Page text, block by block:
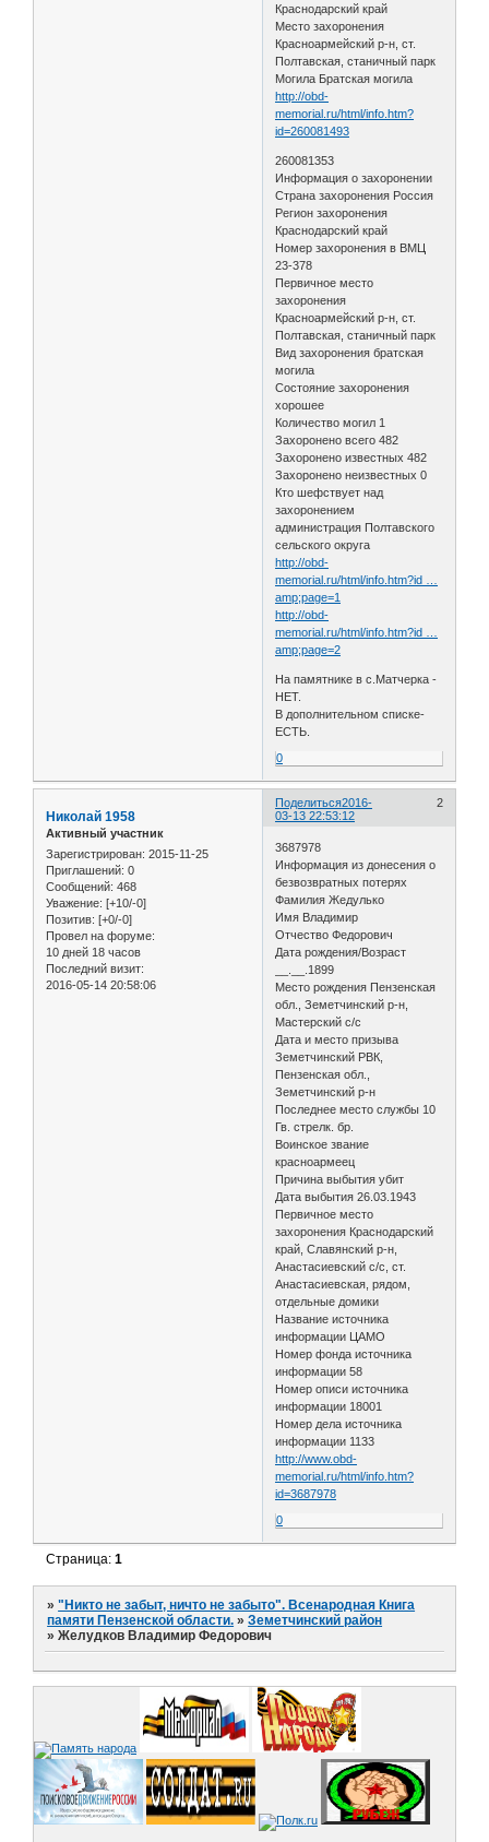
Краснодарский край
Место захоронения
Красноармейский р-н, ст.
Полтавская, станичный парк
Могила Братская могила
http://obd-
memorial.ru/html/info.htm?
id=260081493
260081353
Информация о захоронении
Страна захоронения Россия
Регион захоронения
Краснодарский край
Номер захоронения в ВМЦ
23-378
Первичное место
захоронения
Красноармейский р-н, ст.
Полтавская, станичный парк
Вид захоронения братская
могила
Состояние захоронения
хорошее
Количество могил 1
Захоронено всего 482
Захоронено известных 482
Захоронено неизвестных 0
Кто шефствует над
захоронением
администрация Полтавского
сельского округа
http://obd-
memorial.ru/html/info.htm?id …
amp;page=1
http://obd-
memorial.ru/html/info.htm?id …
amp;page=2
На памятнике в с.Матчерка -
НЕТ.
В дополнительном списке-
ЕСТЬ.
0
Поделиться 2
2016-
03-13 22:53:12
Николай 1958
Активный участник
Зарегистрирован: 2015-11-25
Приглашений: 0
Сообщений: 468
Уважение: [+10/-0]
Позитив: [+0/-0]
Провел на форуме:
10 дней 18 часов
Последний визит:
2016-05-14 20:58:06
3687978
Информация из донесения о
безвозвратных потерях
Фамилия Жедулько
Имя Владимир
Отчество Федорович
Дата рождения/Возраст
__.__.1899
Место рождения Пензенская
обл., Земетчинский р-н,
Мастерский с/с
Дата и место призыва
Земетчинский РВК,
Пензенская обл.,
Земетчинский р-н
Последнее место службы 10
Гв. стрелк. бр.
Воинское звание
красноармеец
Причина выбытия убит
Дата выбытия 26.03.1943
Первичное место
захоронения Краснодарский
край, Славянский р-н,
Анастасиевский с/с, ст.
Анастасиевская, рядом,
отдельные домики
Название источника
информации ЦАМО
Номер фонда источника
информации 58
Номер описи источника
информации 18001
Номер дела источника
информации 1133
http://www.obd-
memorial.ru/html/info.htm?
id=3687978
0
Страница:1
»"Никто не забыт, ничто не забыто". Всенародная Книга
памяти Пензенской области. »Земетчинский район
»Желудков Владимир Федорович